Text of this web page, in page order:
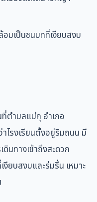
มเป็นชนบทที่เงียบสงบ
ตำบลแม่กุ อำเภอ
โรงเรียนตั้งอยู่ริมถนน มี
นทางเข้าถึงสะดวก
ยบสงบและร่มรื่น เหมาะ